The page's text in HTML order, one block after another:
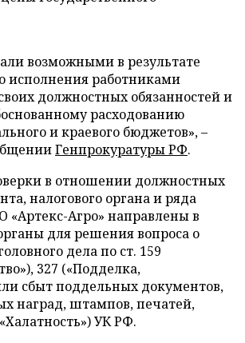
возможными в результате
исполнения работниками
должностных обязанностей и
расходованию
и краевого бюджетов», –
Генпрокуратуры РФ.
в отношении должностных
налогового органа и ряда
«Артекс-Агро» направлены в
для решения вопроса о
дела по ст. 159
327 («Подделка,
сбыт поддельных документов,
наград, штампов, печатей,
УК РФ.